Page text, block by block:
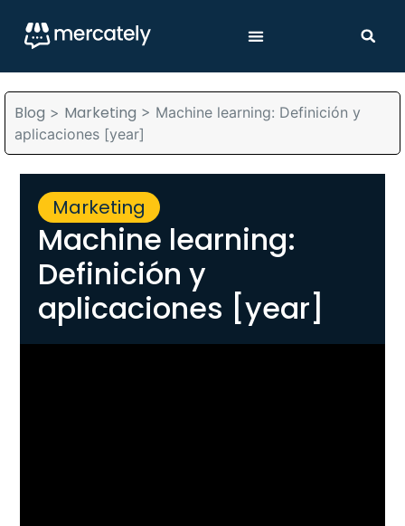
Blog > Marketing > Machine learning: Definición y
aplicaciones [year]
Marketing
Machine learning:
Definición y
aplicaciones [year]